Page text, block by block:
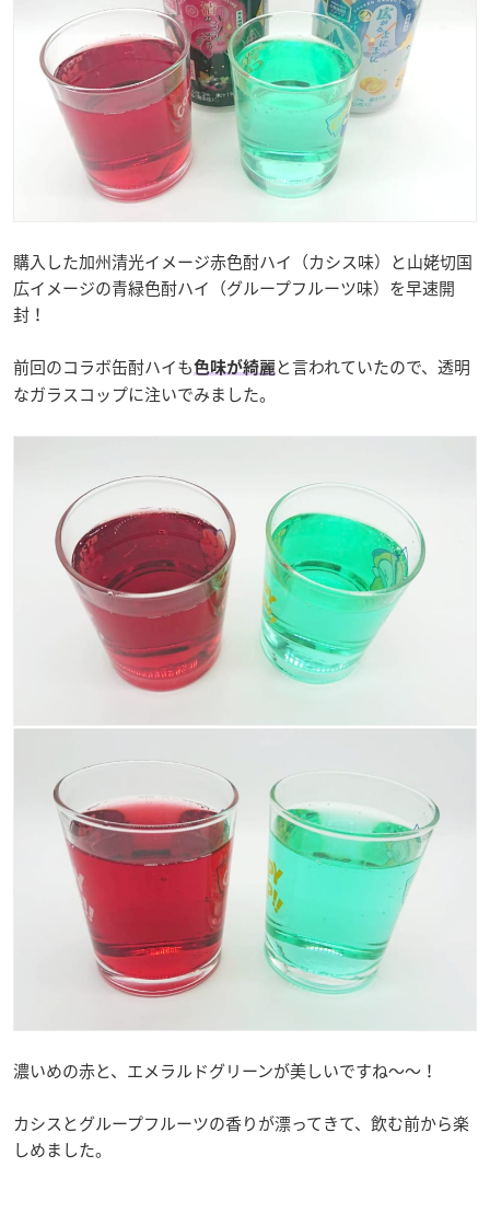
購入した加州清光イメージ赤色酎ハイ（カシス味）と山姥切国
広イメージの青緑色酎ハイ（グループフルーツ味）を早速開
封！
前回のコラボ缶酎ハイも色味が綺麗 と言われていたので、透明
なガラスコップに注いでみました。
濃いめの赤と、エメラルドグリーンが美しいですね～～！
カシスとグループフルーツの香りが漂ってきて、飲む前から楽
しめました。